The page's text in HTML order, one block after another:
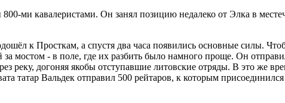
800-ми кавалеристами. Он занял позицию недалеко от Элка в
к Просткам, а спустя два часа появились основные силы.
мостом - в поле, где их разбить было намного проще. Он
реку, догоняя якобы отступавшие литовские отряды. В это же
татар Вальдек отправил 500 рейтаров, к которым